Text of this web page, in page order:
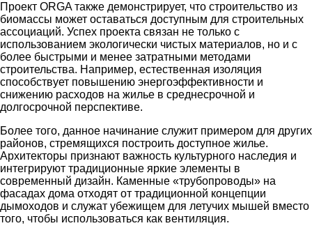
Проект ORGA также демонстрирует, что строительство из
биомассы может оставаться доступным для строительных
ассоциаций. Успех проекта связан не только с
использованием экологически чистых материалов, но и с
более быстрыми и менее затратными методами
строительства. Например, естественная изоляция
способствует повышению энергоэффективности и
снижению расходов на жилье в среднесрочной и
долгосрочной перспективе.
Более того, данное начинание служит примером для других
районов, стремящихся построить доступное жилье.
Архитекторы признают важность культурного наследия и
интегрируют традиционные яркие элементы в
современный дизайн. Каменные «трубопроводы» на
фасадах дома отходят от традиционной концепции
дымоходов и служат убежищем для летучих мышей вместо
того, чтобы использоваться как вентиляция.